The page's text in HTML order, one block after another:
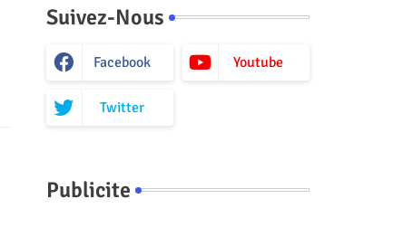
Suivez-Nous
Facebook Youtube
Twitter
Publicite